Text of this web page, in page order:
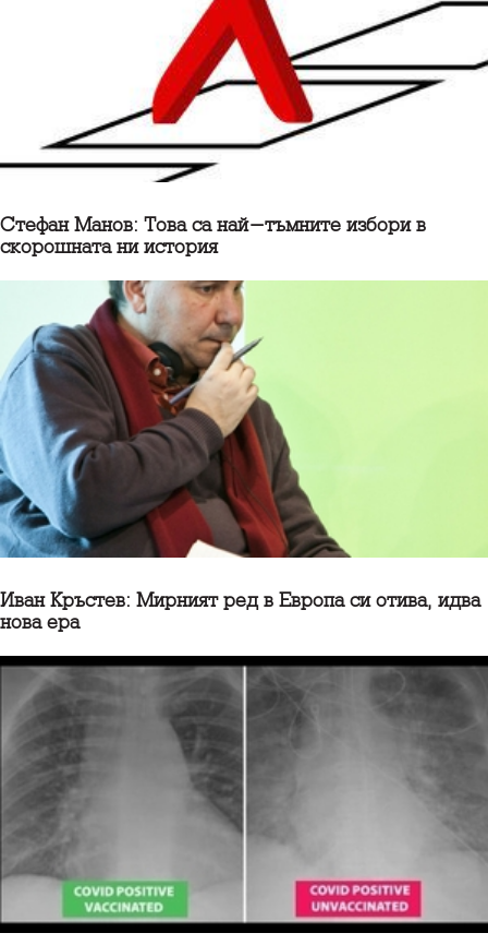
Стефан Манов: Това са най-тъмните избори в
скорошната ни история
Иван Кръстев: Мирният ред в Европа си отива, идва
нова ера